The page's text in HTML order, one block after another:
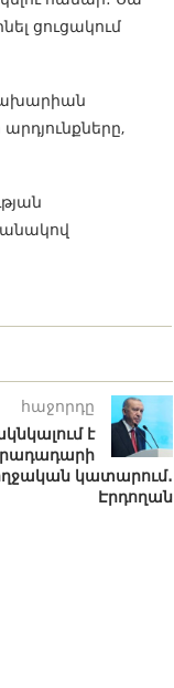
ցուցակում
հաջորդը
է
կատարում․
Էրդողան